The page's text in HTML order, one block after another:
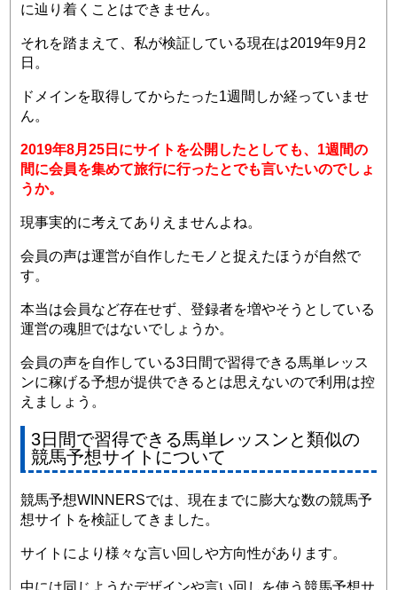
に辿り着くことはできません。
それを踏まえて、私が検証している現在は2019年9月2
日。
ドメインを取得してからたった1週間しか経っていませ
ん。
2019年8月25日にサイトを公開したとしても、1週間の
間に会員を集めて旅行に行ったとでも言いたいのでしょ
うか。
現事実的に考えてありえませんよね。
会員の声は運営が自作したモノと捉えたほうが自然で
す。
本当は会員など存在せず、登録者を増やそうとしている
運営の魂胆ではないでしょうか。
会員の声を自作している3日間で習得できる馬単レッス
ンに稼げる予想が提供できるとは思えないので利用は控
えましょう。
3日間で習得できる馬単レッスンと類似の
競馬予想サイトについて
競馬予想WINNERSでは、現在までに膨大な数の競馬予
想サイトを検証してきました。
サイトにより様々な言い回しや方向性があります。
中には同じようなデザインや言い回しを使う競馬予想サ